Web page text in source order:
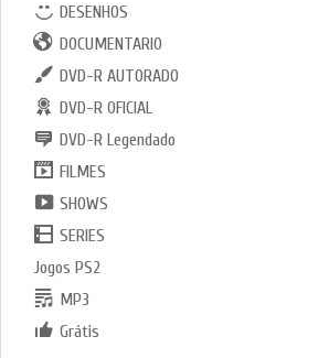
DESENHOS
DOCUMENTARIO
DVD-R AUTORADO
DVD-R OFICIAL
DVD-R Legendado
FILMES
SHOWS
SERIES
Jogos PS2
MP3
Grátis